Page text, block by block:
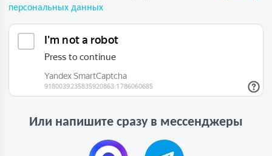
персональных данных
Или напишите сразу в мессенджеры